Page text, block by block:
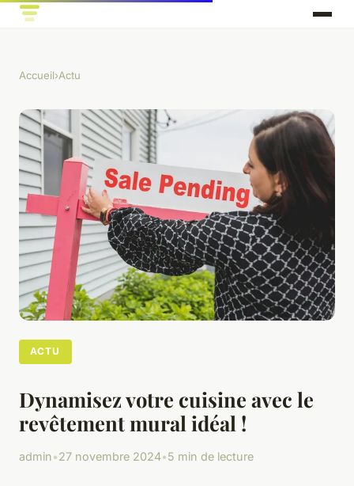
Accueil›Actu
ACTU
Dynamisez votre cuisine avec le
revêtement mural idéal !
admin•27 novembre 2024•5 min de lecture